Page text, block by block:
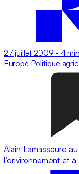
27 juillet 2009 - 4 min
Europe Politique
Alain Lamassoure
l’environnement et